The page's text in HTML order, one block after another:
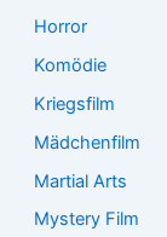
Horror
Komödie
Kriegsfilm
Mädchenfilm
Martial Arts
Mystery Film